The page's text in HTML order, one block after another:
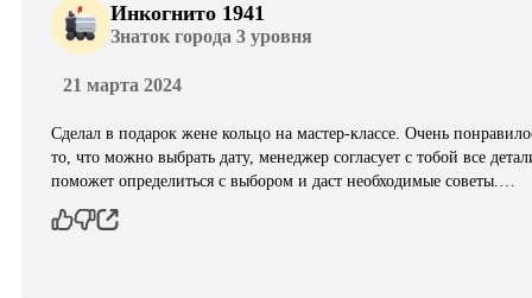
Инкогнито 1941
Знаток города 3 уровня
21 марта 2024
Сделал в подарок жене кольцо на мастер-классе. Очень
то, что можно выбрать дату, менеджер согласует с тобой все
поможет определиться с выбором и даст необходимые советы.…